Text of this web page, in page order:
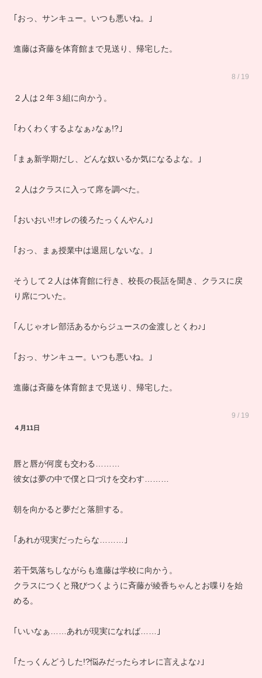
｢おっ、サンキュー。いつも悪いね。｣
進藤は斉藤を体育館まで見送り、帰宅した。
8 / 19
２人は２年３組に向かう。
｢わくわくするよなぁ♪なぁ!?｣
｢まぁ新学期だし、どんな奴いるか気になるよな。｣
２人はクラスに入って席を調べた。
｢おいおい!!オレの後ろたっくんやん♪｣
｢おっ、まぁ授業中は退屈しないな。｣
そうして２人は体育館に行き、校長の長話を聞き、クラスに戻
り席についた。
｢んじゃオレ部活あるからジュースの金渡しとくわ♪｣
｢おっ、サンキュー。いつも悪いね。｣
進藤は斉藤を体育館まで見送り、帰宅した。
9 / 19
４月11日
唇と唇が何度も交わる………
彼女は夢の中で僕と口づけを交わす………
朝を向かると夢だと落胆する。
｢あれが現実だったらな………｣
若干気落ちしながらも進藤は学校に向かう。
クラスにつくと飛びつくように斉藤が綾香ちゃんとお喋りを始
める。
｢いいなぁ……あれが現実になれば……｣
｢たっくんどうした!?悩みだったらオレに言えよな♪｣